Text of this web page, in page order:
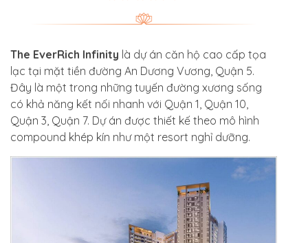
The EverRich Infinity là dự án căn hộ cao cấp tọa
lạc tại mặt tiền đường An Dương Vương, Quận 5.
Đây là một trong những tuyến đường xương sống
có khả năng kết nối nhanh với Quận 1, Quận 10,
Quận 3, Quận 7. Dự án được thiết kế theo mô hình
compound khép kín như một resort nghỉ dưỡng.